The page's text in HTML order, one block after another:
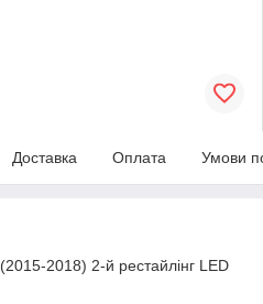
Доставка Оплата Умови
2018) 2-й рестайлінг LED